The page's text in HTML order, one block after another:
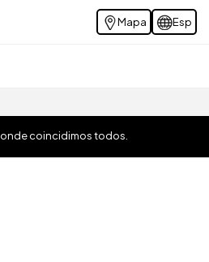
Mapa Esp
coincidimos todos.